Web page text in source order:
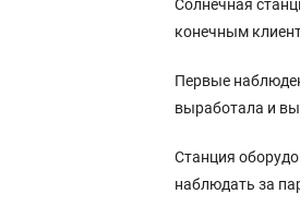
Солнечная
конечным
Первые
выработала и
Станция
наблюдать за